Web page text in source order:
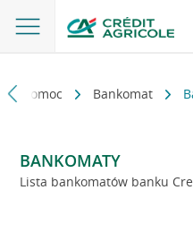
i pomoc Bankomat
BANKOMATY
Lista bankomatów banku